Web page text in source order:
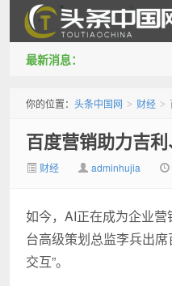
最新消息：
你的位置： 头条中国网 > 财经 >
百度营销助力吉
财经 adminhujia
如今，AI正在成为企业
台高级策划总监李兵出
交互”。